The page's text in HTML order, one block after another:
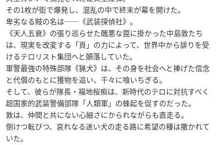
その1枚が街で爆発し、混乱の中で終末が幕を開けた。
卑劣なる賊の名は——《武装探偵社》。
《天人五衰》の張り巡らせた醜悪な罠に掛かった中島敦たち
は、現実を改変する「頁」の力によって、世界中から誹りを受
けるテロリスト集団へと顛落していた。
軍警最強の特殊部隊《猟犬》は、その身を社会へと捧げた信念
と代償のもとに獲物を追い、千々に喰いちぎる。
そして、彼らが隊長・福地桜痴は、新時代のテロに対抗すべく
超国家的武装警備部隊「人類軍」の蜂起を促すのだった。
敦は、仲間と共にない心細さにかられながらも直走る。
倒けつ転びつ、哀れなる迷い犬の走る路に希望の種は撒かれて
いた。